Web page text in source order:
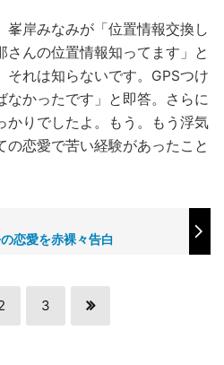
岸みなみが「位置情報交換し
さんの位置情報知ってます」と
それは知らないです。GPSつけ
なかったです」と即答。さらに
かりでしたよ。もう。もう浮気
の恋愛で苦い経験があったこと
恋愛を赤裸々告白
3